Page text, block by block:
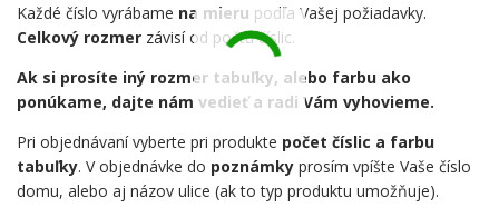
Každé číslo vyrábame na mieru podľa Vašej požiadavky.
Celkový rozmer závisí od počtu číslic.
Ak si prosíte iný rozmer tabuľky, alebo farbu ako
ponúkame, dajte nám vedieť a radi Vám vyhovieme.
Pri objednávaní vyberte pri produkte počet číslic a farbu
tabuľky. V objednávke do poznámky prosím vpíšte Vaše číslo
domu, alebo aj názov ulice (ak to typ produktu umožňuje).